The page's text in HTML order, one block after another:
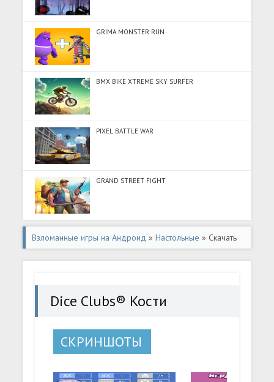
GRIMA MONSTER RUN
BMX BIKE XTREME SKY SURFER
PIXEL BATTLE WAR
GRAND STREET FIGHT
Взломанные игры на Андроид »Настольные » Скачать
Dice Clubs® Кости (Разблокировано все) на Андроид
Dice Clubs® Кости
СКРИНШОТЫ